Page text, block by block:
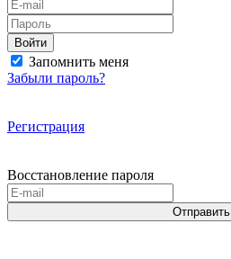
Войти
Запомнить меня
Забыли пароль?
Регистрация
Восстановление пароля
Отправить